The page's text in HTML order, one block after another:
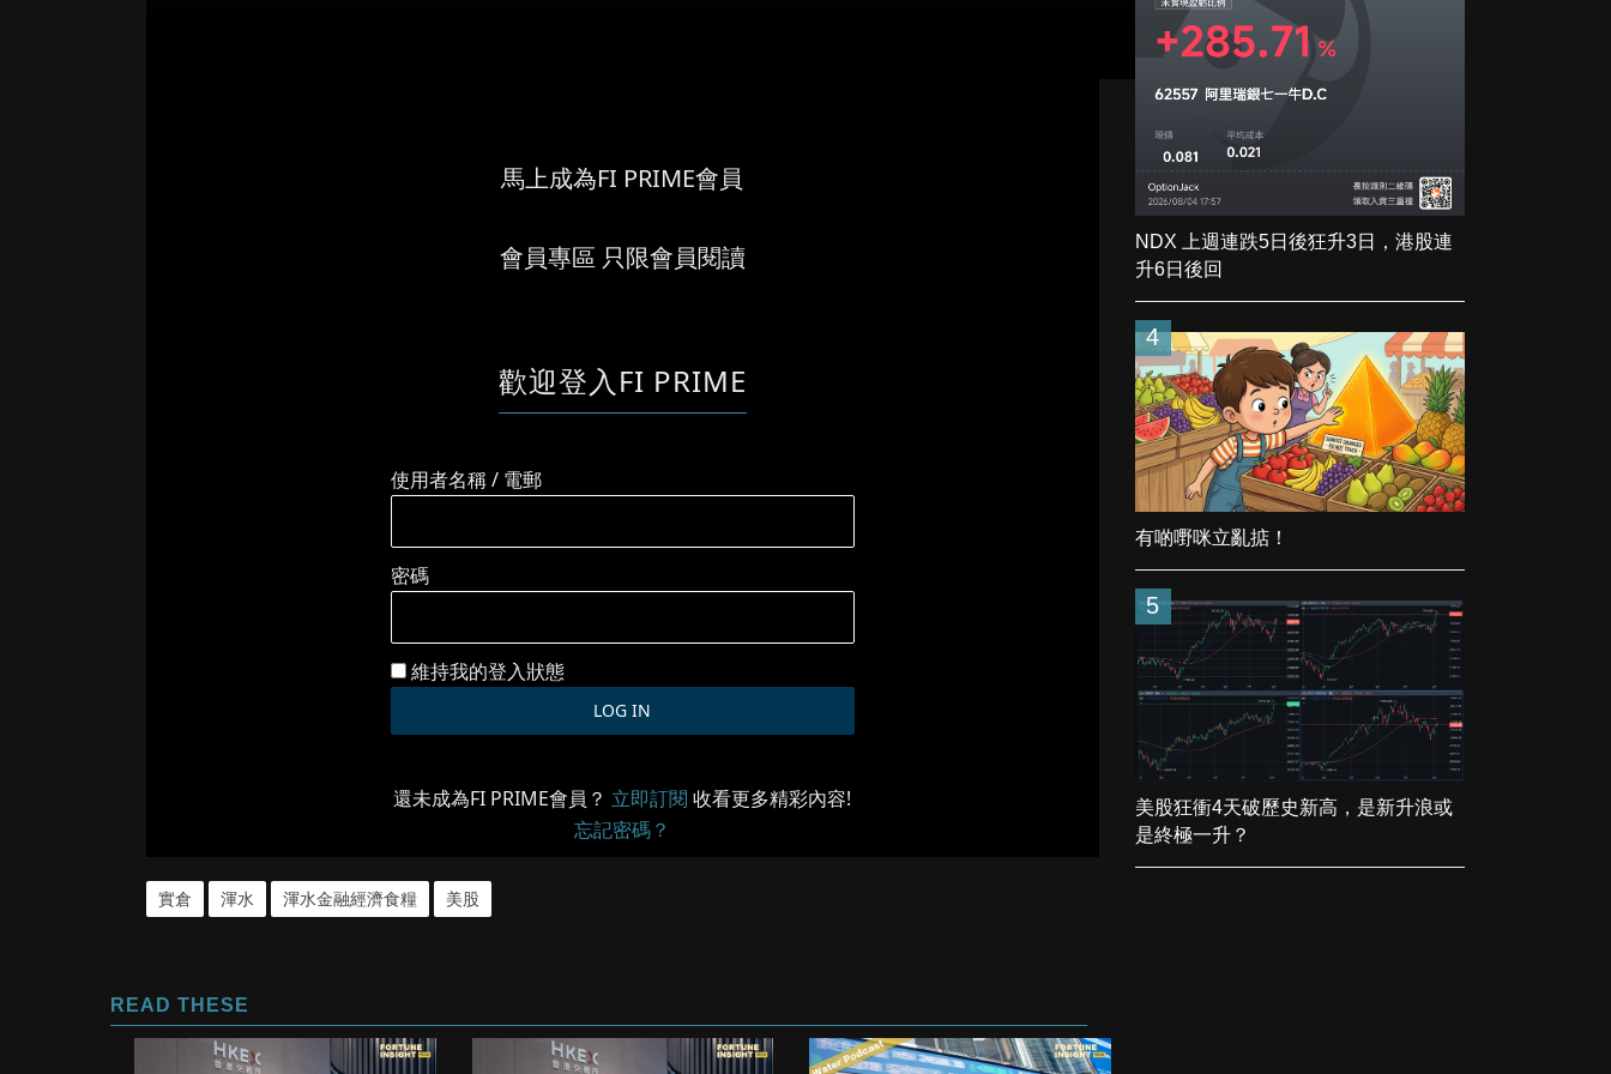
馬上成為FI PRIME會員
會員專區 只限會員閱讀
歡迎登入FI PRIME
使用者名稱 / 電郵
密碼
維持我的登入狀態
還未成為FI PRIME會員？ 立即訂閱 收看更多精彩內容!
忘記密碼？
實倉 渾水 渾水金融經濟食糧 美股
READ THESE
NDX 上週連跌5日後狂升3日，港股連
升6日後回
4
有啲嘢咪立亂掂！
5
美股狂衝4天破歷史新高，是新升浪或
是終極一升？